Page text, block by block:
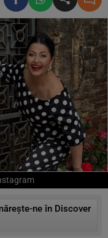
ne în Discover